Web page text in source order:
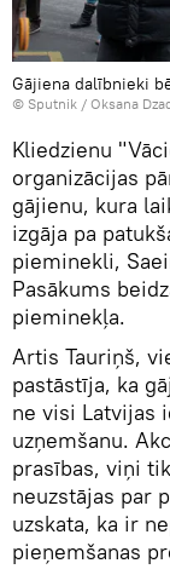
Gājiena dalībnieki
© Sputnik / Oksana
Kliedzienu
organizācijas
gājienu, kura
izgāja pa
pieminekli,
Pasākums
pieminekļa.
Artis Tauriņš,
pastāstīja, ka
ne visi Latvijas
uzņemšanu.
prasības, viņi
neuzstājas par
uzskata, ka ir
pieņemšanas